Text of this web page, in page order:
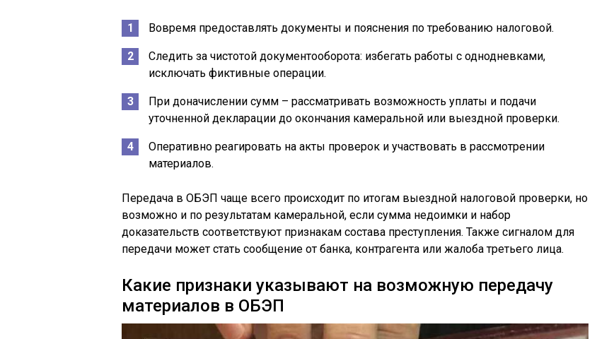
Вовремя предоставлять документы и пояснения по требованию налоговой.
Следить за чистотой документооборота: избегать работы с однодневками,
исключать фиктивные операции.
При доначислении сумм – рассматривать возможность уплаты и подачи
уточненной декларации до окончания камеральной или выездной проверки.
Оперативно реагировать на акты проверок и участвовать в рассмотрении
материалов.
Передача в ОБЭП чаще всего происходит по итогам выездной налоговой проверки, но
возможно и по результатам камеральной, если сумма недоимки и набор
доказательств соответствуют признакам состава преступления. Также сигналом для
передачи может стать сообщение от банка, контрагента или жалоба третьего лица.
Какие признаки указывают на возможную передачу
материалов в ОБЭП